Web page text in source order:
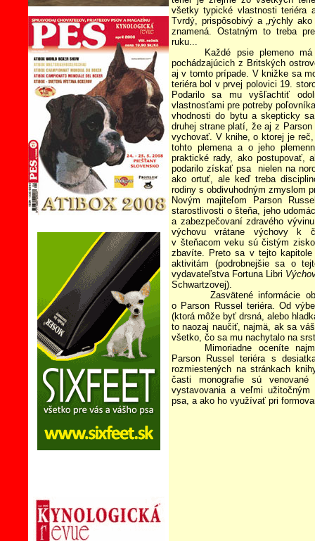
všetky typické vlastnosti teriéra
Tvrdý, prispôsobivý a „rýchly
znamená. Ostatným to treba
ruku...
Každé psie plemeno
pochádzajúcich z Britských
aj v tomto prípade. V knižke sa
teriéra bol v prvej polovici 19.
Podarilo sa mu vyšľachtiť
vlastnosťami pre potreby
vhodnosti do bytu a skepticky
druhej strane platí, že aj z
vychovať. V knihe, o ktorej je
tohto plemena a o jeho
praktické rady, ako postupovať,
podarilo získať psa nielen na
ako ortuť, ale keď treba
rodiny s obdivuhodným zmyslom
Novým majiteľom Parson
starostlivosti o šteňa, jeho
a zabezpečovaní zdravého
výchovu vrátane výchovy k
v šteňacom veku sú čistým
zbavíte. Preto sa v tejto kapitole
aktivitám (podrobnejšie sa o
vydavateľstva Fortuna Libri
Schwartzovej).
Zasvätené informácie
o Parson Russel teriéra. Od
(ktorá môže byť drsná, alebo
to naozaj naučiť, najmä, ak sa
všetko, čo sa mu nachytalo na
Mimoriadne oceníte
Parson Russel teriéra s
rozmiestených na stránkach
časti monografie sú
vystavovania a veľmi užitočným
psa, a ako ho využívať pri